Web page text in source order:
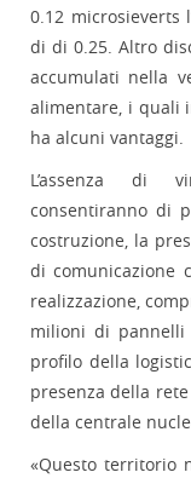
0.12 microsieverts
di di 0.25. Altro
accumulati nella
alimentare, i quali
ha alcuni vantaggi.
L’assenza di
consentiranno di
costruzione, la
di comunicazione
realizzazione,
milioni di pannelli
profilo della
presenza della
della centrale
«Questo territorio